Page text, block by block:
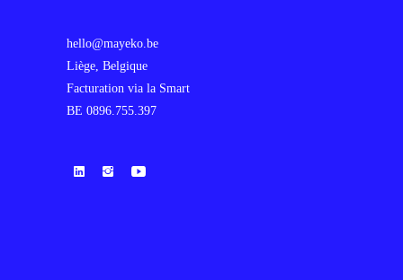
hello@mayeko.be
Liège, Belgique
Facturation via la Smart
BE 0896.755.397